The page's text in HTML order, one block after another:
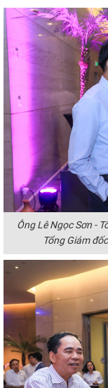
Ông Lê Ngọc Sơn -
Tổng Giám